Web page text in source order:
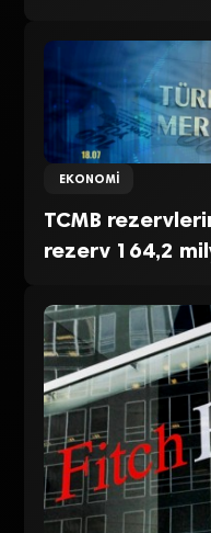
EKONOMI
TCMB
rezerv 164,2